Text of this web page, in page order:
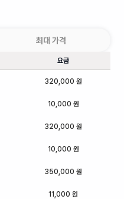
최대 가격
요금
320,000 원
10,000 원
320,000 원
10,000 원
350,000 원
11,000 원